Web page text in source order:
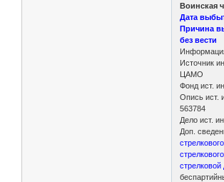
Воинская
Дата
Причина
без вести
Источник
ЦАМО
Фонд ист.
Опись ист.
563784
Дело ист.
Доп.
стрелковой